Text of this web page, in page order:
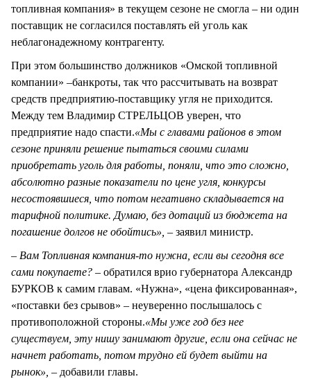
топливная компания» в текущем сезоне не смогла – ни один
поставщик не согласился поставлять ей уголь как
неблагонадежному контрагенту.
При этом большинство должников «Омской топливной
компании» –банкроты, так что рассчитывать на возврат
средств предприятию-поставщику угля не приходится.
Между тем Владимир СТРЕЛЬЦОВ уверен, что
предприятие надо спасти.«Мы с главами районов в этом
сезоне приняли решение пытаться своими силами
приобретать уголь для работы, поняли, что это сложно,
абсолютно разные показатели по цене угля, конкурсы
несостоявшиеся, что потом негативно складывается на
тарифной политике. Думаю, без дотаций из бюджета на
погашение долгов не обойтись», – заявил министр.
– Вам Топливная компания-то нужна, если вы сегодня все
сами покупаете? – обратился врио губернатора Александр
БУРКОВ к самим главам. «Нужна», «цена фиксированная»,
«поставки без срывов» – неуверенно послышалось с
противоположной стороны.«Мы уже год без нее
существуем, эту нишу занимают другие, если она сейчас не
начнет работать, потом трудно ей будет выйти на
рынок», – добавили главы.